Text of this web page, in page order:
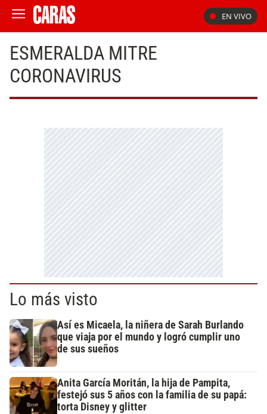
EN VIVO
ESMERALDA MITRE
CORONAVIRUS
Lo más visto
Así es Micaela, la niñera de Sarah Burlando
que viaja por el mundo y logró cumplir uno
de sus sueños
Anita García Moritán, la hija de Pampita,
festejó sus 5 años con la familia de su papá:
torta Disney y glitter